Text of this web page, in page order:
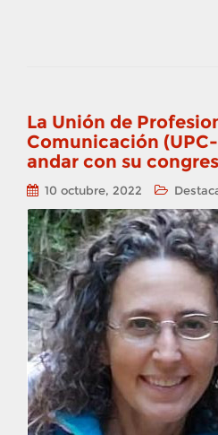
La Unión de
Comunicación
andar con su
10 octubre, 2022